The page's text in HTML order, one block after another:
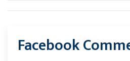
Facebook